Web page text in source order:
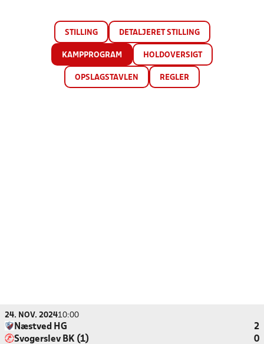
STILLING DETALJERET STILLING
KAMPPROGRAM HOLDOVERSIGT
OPSLAGSTAVLEN REGLER
24. NOV. 202410:00
Næstved HG
2
Svogerslev BK (1)
0